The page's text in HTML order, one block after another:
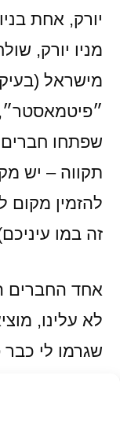
יורק, אחת
מניו יורק,
מישראל
שפתחו
תקווה – יש
להזמין מקום
זה במו
אחד החברים
לא עלינו,
שגרמו לי כבר